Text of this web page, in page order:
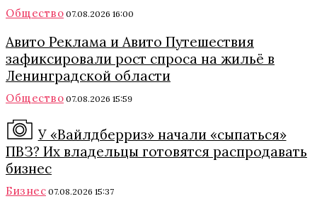
Общество 07.08.2026 16:00
Авито Реклама и Авито Путешествия
зафиксировали рост спроса на жильё в
Ленинградской области
Общество 07.08.2026 15:59
У «Вайлдберриз» начали «сыпаться»
ПВЗ? Их владельцы готовятся распродавать
бизнес
Бизнес 07.08.2026 15:37